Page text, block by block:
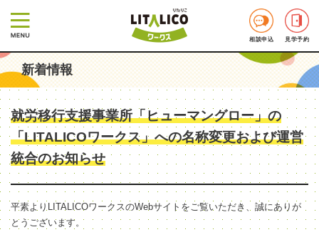
相談申込 見学予約
新着情報
就労移行支援事業所「ヒューマングロー」の
「LITALICOワークス」への名称変更および運営
統合のお知らせ
平素よりLITALICOワークスのWebサイトをご覧いただき、誠にありが
とうございます。